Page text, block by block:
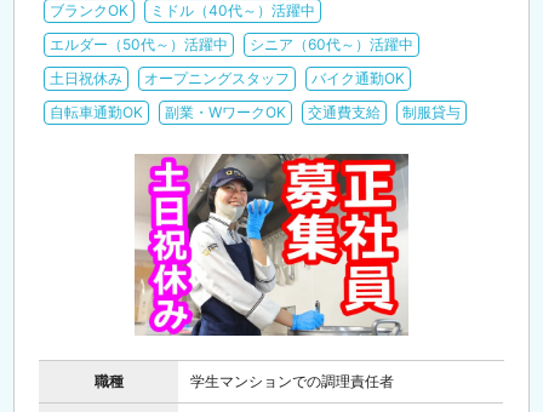
ブランクOK
ミドル（40代～）活躍中
エルダー（50代～）活躍中
シニア（60代～）活躍中
土日祝休み
オープニングスタッフ
バイク通勤OK
自転車通勤OK
副業・WワークOK 交通費支給 制服貸与
職種 学生マンションでの調理責任者